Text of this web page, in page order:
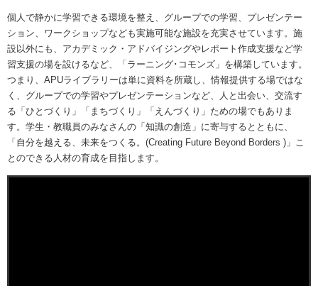
個人で静かに学習できる環境を整え、グループでの学習、プレゼンテー
ション、ワークショップなども実施可能な施設を充実させています。施
設以外にも、アカデミック・アドバイジングやレポート作成支援など学
習支援の場を設けるなど、「ラーニング･コモンズ」を構築しています。
つまり、APUライブラリーは単に資料を所蔵し、情報提供する場ではな
く、グループでの学習やプレゼンテーションなど、人と出会い、交流す
る「ひとづくり」「まちづくり」「えんづくり」ための場でもありま
す。学生・教職員のみなさんの「知識の創造」に寄与するとともに、
「自分を越える、未来をつくる。(Creating Future Beyond Borders )」こ
とのできる人材の育成を目指します。